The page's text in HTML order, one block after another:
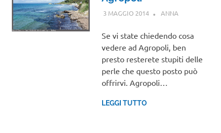
3 MAGGIO 2014 ANNA
Se vi state chiedendo cosa
vedere ad Agropoli, ben
presto resterete stupiti delle
perle che questo posto può
offrirvi. Agropoli…
LEGGI TUTTO